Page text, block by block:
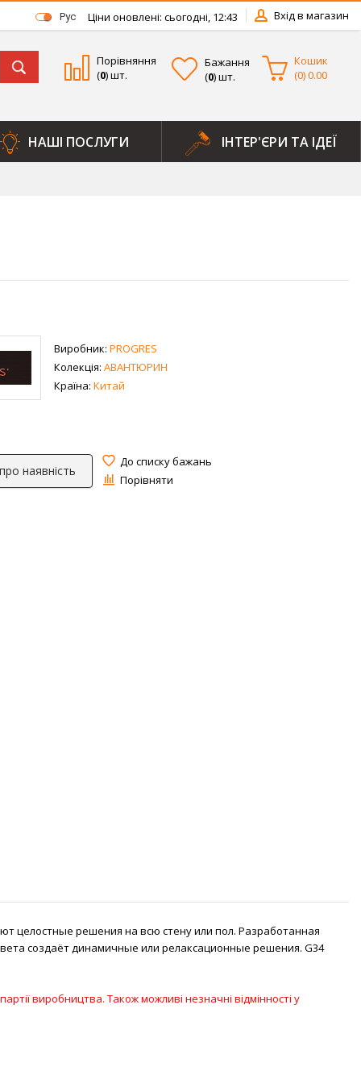
Ціни оновлені: сьогодні, 12:43 Вхід в магазин
Рус
Порівняння
(0) шт.
Бажання
(0) шт.
Кошик
(0)0.00
НАШІ ПОСЛУГИ ІНТЕР'ЄРИ ТА ІДЕЇ
Виробник:PROGRES
Колекція:АВАНТЮРИН
Країна:Китай
наявність
До списку бажань
Порівняти
целостные решения на всю стену или пол. Разработанная
создаёт динамичные или релаксационные решения. G34
виробництва. Також можливі незначні відмінності у